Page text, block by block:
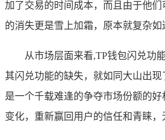
加了交易的时间成本，而且由于他
的消失更是雪上加霜，原本就复杂
从市场层面来看,TP钱包闪兑功
其闪兑功能的缺失，就如同大山出
是一个千载难逢的争夺市场份额的
变化，重新赢回用户的信任和青睐